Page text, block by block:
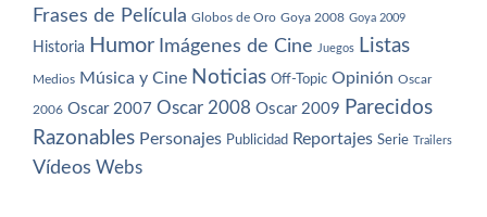
Frases de Película Globos de Oro Goya 2008 Goya 2009
Historia Humor Imágenes de Cine Juegos Listas
Medios Música y Cine Noticias Off-Topic Opinión Oscar
2006 Oscar 2007 Oscar 2008 Oscar 2009 Parecidos
Razonables Personajes Publicidad Reportajes Serie Trailers
Vídeos Webs